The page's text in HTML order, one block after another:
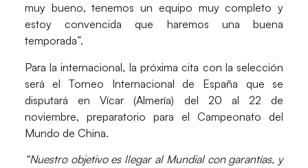
muy bueno, tenemos un equipo muy completo y
estoy convencida que haremos una buena
temporada”.
Para la internacional, la próxima cita con la selección
será el Torneo Internacional de España que se
disputará en Vícar (Almería) del 20 al 22 de
noviembre, preparatorio para el Campeonato del
Mundo de China.
“Nuestro objetivo es llegar al Mundial con garantías, y